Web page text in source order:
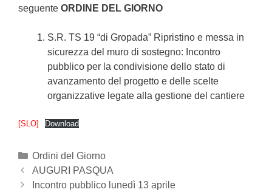
seguente ORDINE DEL GIORNO
S.R. TS 19 “di Gropada” Ripristino e messa in
sicurezza del muro di sostegno: Incontro
pubblico per la condivisione dello stato di
avanzamento del progetto e delle scelte
organizzative legate alla gestione del cantiere
[SLO] Download
Categories
Ordini del Giorno
Post
navigation
AUGURI PASQUA
Incontro pubblico lunedì 13 aprile